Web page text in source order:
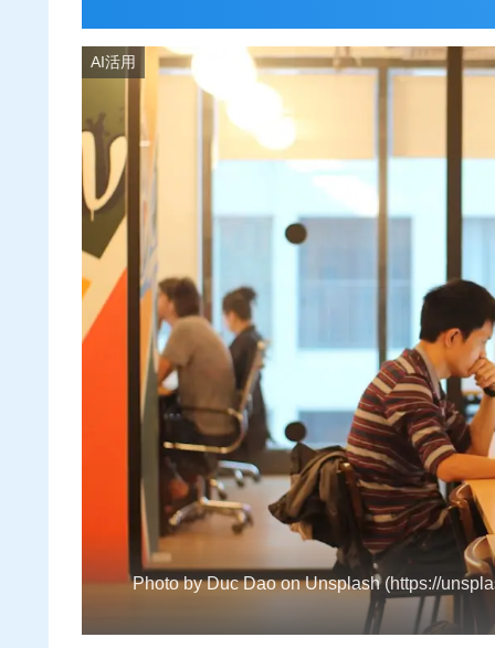
AI活用
Photo by Duc Dao on Unsplash (https://